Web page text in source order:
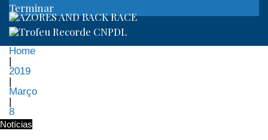
Terminar
Home
|
2019
|
Março
|
8
Dia:
Notícias